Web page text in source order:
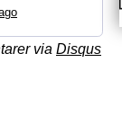
via Disqus